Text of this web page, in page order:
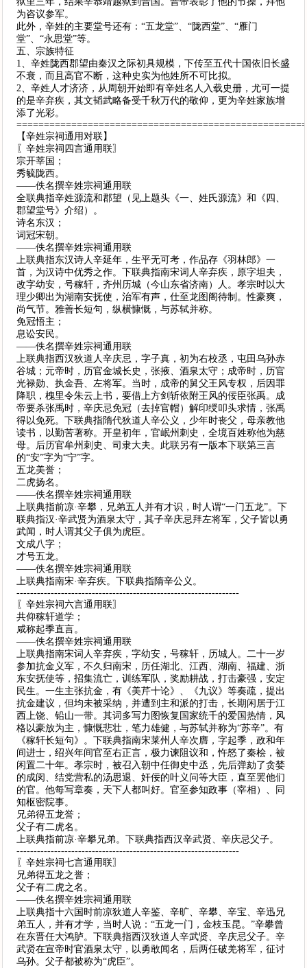
为咨议参军。
此外，辛姓的主要堂号还有：“五龙堂”、“陇西堂”、“雁门
堂”、“永思堂”等。
五、宗族特征
1、辛姓陇西郡望由秦汉之际初具规模，下传至五代十国依旧长盛
不衰，而且高官不断，这种史实为他姓所不可比拟。
2、辛姓人才济济，从周朝开始即有辛姓名人入载史册，尤可一提
的是辛弃疾，其文韬武略备受千秋万代的敬仰，更为辛姓家族增
添了光彩。
【辛姓宗祠通用对联】
〖辛姓宗祠四言通用联〗
宗开莘国；
秀毓陇西。
——佚名撰辛姓宗祠通用联
全联典指辛姓源流和郡望（见上题头《一、姓氏源流》和《四、
郡望堂号》介绍）。
诗名东汉；
词冠宋朝。
——佚名撰辛姓宗祠通用联
上联典指东汉诗人辛延年，生平无可考，作品存《羽林郎》一
首，为汉诗中优秀之作。下联典指南宋词人辛弃疾，原字坦夫，
改字幼安，号稼轩，齐州历城（今山东省济南）人。孝宗时以大
理少卿出为湖南安抚使，治军有声，仕至龙图阁待制。性豪爽，
尚气节。雅善长短句，纵横慷慨，与苏轼并称。
免冠悟主；
息讼安民。
——佚名撰辛姓宗祠通用联
上联典指西汉狄道人辛庆忌，字子真，初为右校丞，屯田乌孙赤
谷城；元帝时，历官金城长史，张掖、酒泉太守；成帝时，历官
光禄勋、执金吾、左将军。当时，成帝的舅父王风专权，后因罪
降职，槐里令朱云上书，要借上方剑斩依附王风的佞臣张禹。成
帝要杀张禹时，辛庆忌免冠（去掉官帽）解印绶叩头求情，张禹
得以免死。下联典指隋代狄道人辛公义，少年时丧父，母亲教他
读书，以勤苦著称。开皇初年，官岷州刺史，全境百姓称他为慈
母。后历官牟州刺史、司隶大夫。此联另有一版本下联第三言
的“安”字为“宁”字。
五龙美誉；
二虎扬名。
——佚名撰辛姓宗祠通用联
上联典指前凉·辛攀，兄弟五人并有才识，时人谓“一门五龙”。下
联典指汉·辛武贤为酒泉太守，其子辛庆忌拜左将军，父子皆以勇
武闻，时人谓其父子俱为虎臣。
文成八字；
才号五龙。
——佚名撰辛姓宗祠通用联
上联典指南宋·辛弃疾。下联典指隋辛公义。
-----------------------------------------------------------------
〖辛姓宗祠六言通用联〗
共仰稼轩道学；
咸称起季直言。
——佚名撰辛姓宗祠通用联
上联典指南宋词人辛弃疾，字幼安，号稼轩，历城人。二十一岁
参加抗金义军，不久归南宋，历任湖北、江西、湖南、福建、浙
东安抚使等，招集流亡，训练军队，奖励耕战，打击豪强，安定
民生。一生主张抗金，有《美芹十论》、《九议》等奏疏，提出
抗金建议，但均未被采纳，并遭到主和派的打击，长期闲居于江
西上饶、铅山一带。其词多写力图恢复国家统千的爱国热情，风
格以豪放为主，慷慨悲壮，笔力雄健，与苏轼并称为“苏辛”。有
《稼轩长短句》。下联典指南宋莱州人辛次膺，字起季，政和年
间进士，绍兴年间官至右正言，极力谏阻议和，忤怒了秦桧，被
闲置二十年。孝宗时，被召入朝中任御史中丞，先后弹劾了贪婪
的成闵、结党营私的汤思退、奸佞的叶义问等大臣，直至罢他们
的官。他每写章奏，天下人都叫好。官至参知政事（宰相）、同
知枢密院事。
兄弟得五龙誉；
父子有二虎名。
上联典指前凉·辛攀兄弟。下联典指西汉辛武贤、辛庆忌父子。
-----------------------------------------------------------------
〖辛姓宗祠七言通用联〗
兄弟得五龙之誉；
父子有二虎之名。
——佚名撰辛姓宗祠通用联
上联典指十六国时前凉狄道人辛鉴、辛旷、辛攀、辛宝、辛迅兄
弟五人，并有才学，当时人说：“五龙一门，金枝玉昆。”辛攀曾
在东晋任大鸿胪。下联典指西汉狄道人辛武贤、辛庆忌父子。辛
武贤在宣帝时官酒泉太守，以勇敢闻名，后两任破羌将军，征讨
乌孙。父子都被称为“虎臣”。